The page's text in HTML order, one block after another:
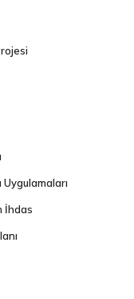
Uygulamaları
İhdas